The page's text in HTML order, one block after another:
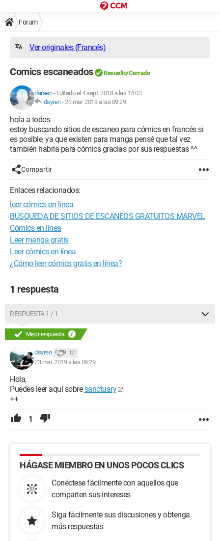
Forum
Ver originales (Francés)
Comics escaneados Resuelto/Cerrado
daraen- Editado el 4 sept. 2018 a las 14:03
dsyren-23 mar. 2019 a las 09:29
hola a todos
estoy buscando sitios de escaneo para cómics en francés si
es posible, ya que existen para manga pensé que tal vez
también habría para cómics gracias por sus respuestas ^^
Compartir
Enlaces relacionados:
leer cómics en línea
BÚSQUEDA DE SITIOS DE ESCANEOS GRATUITOS MARVEL
Cómics en línea
Leer manga gratis
Leer cómics en línea
¿Cómo leer cómics gratis en línea?
1 respuesta
RESPUESTA 1 / 1
Mejor respuesta
dsyren 121
23 mar. 2019 a las 09:29
Hola,
Puedes leer aquí sobresanctuary
++
1
HÁGASE MIEMBRO EN UNOS POCOS CLICS
Conéctese fácilmente con aquellos que
comparten sus intereses
Siga fácilmente sus discusiones y obtenga
más respuestas